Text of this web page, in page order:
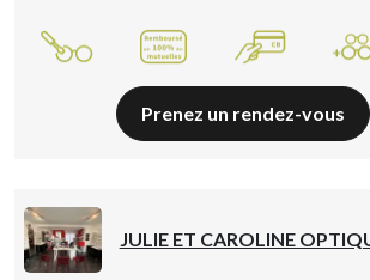
Prenez un rendez-vous
JULIE ET CAROLINE